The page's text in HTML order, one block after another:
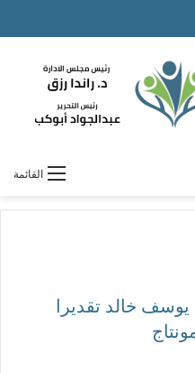
القائمة
يوسف خالد تقديرا